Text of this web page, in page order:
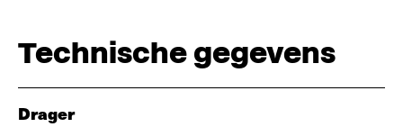
Technische gegevens
Drager